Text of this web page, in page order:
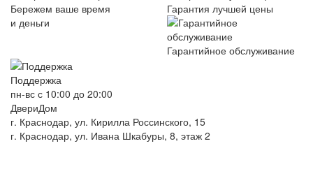
Бережем ваше время
и деньги
Гарантия лучшей цены
Гарантийное обслуживание
Поддержка
пн-вс с 10:00 до 20:00
ДвериДом
г. Краснодар, ул. Кирилла Россинского, 15
г. Краснодар, ул. Ивана Шкабуры, 8, этаж 2